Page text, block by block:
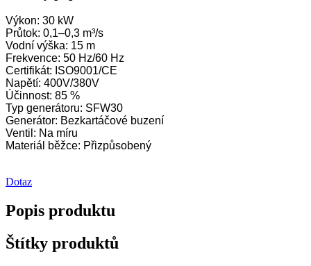
Výkon: 30 kW
Průtok: 0,1–0,3 m³/s
Vodní výška: 15 m
Frekvence: 50 Hz/60 Hz
Certifikát: ISO9001/CE
Napětí: 400V/380V
Účinnost: 85 %
Typ generátoru: SFW30
Generátor: Bezkartáčové buzení
Ventil: Na míru
Materiál běžce: Přizpůsobený
Dotaz
Popis produktu
Štítky produktů